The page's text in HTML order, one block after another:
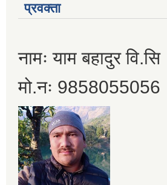
प्रवक्ता
नामः याम बहादुर वि.सि
मो.नः 9858055056